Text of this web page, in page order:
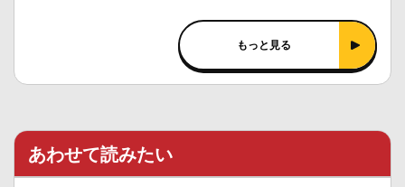
もっと見る
あわせて読みたい